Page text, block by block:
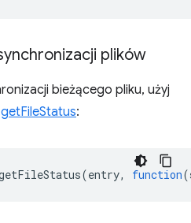
plików
bieżącego pliku, użyj
:
(entry, function(